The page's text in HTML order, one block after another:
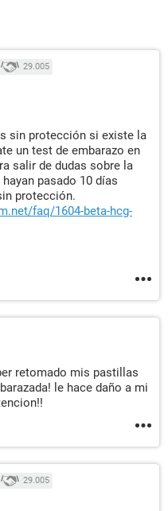
29.005
sin protección si existe la
un test de embarazo en
salir de dudas sobre la
pasado 10 días
protección.
faq/1604-beta-hcg-
retomado mis pastillas
le hace daño a mi
29.005